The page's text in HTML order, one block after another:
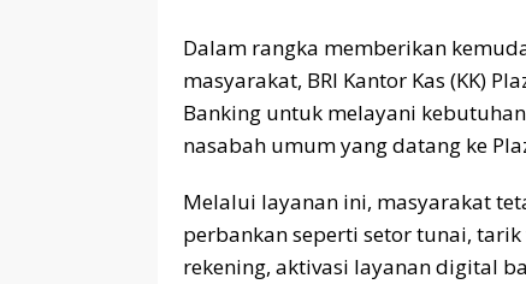
Dalam rangka memberikan
masyarakat, BRI Kantor Kas (KK)
Banking untuk melayani
nasabah umum yang datang ke
Melalui layanan ini, masyarakat
perbankan seperti setor tunai,
rekening, aktivasi layanan digital